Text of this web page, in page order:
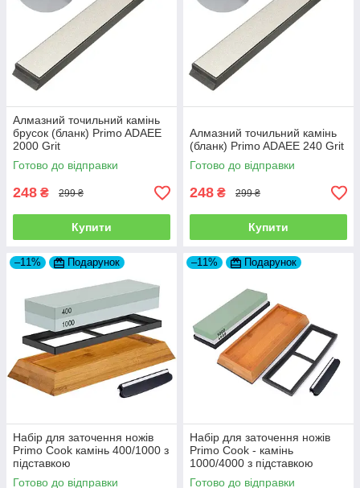
Алмазний точильний камінь
брусок (бланк) Primo ADAEE
2000 Grit
Готово до відправки
248 ₴ 299 ₴
Купити
Алмазний точильний камінь
(бланк) Primo ADAEE 240 Grit
Готово до відправки
248 ₴ 299 ₴
Купити
–11% Подарунок
Набір для заточення ножів
Primo Cook камінь 400/1000 з
підставкою
Готово до відправки
–11% Подарунок
Набір для заточення ножів
Primo Cook - камінь
1000/4000 з підставкою
Готово до відправки